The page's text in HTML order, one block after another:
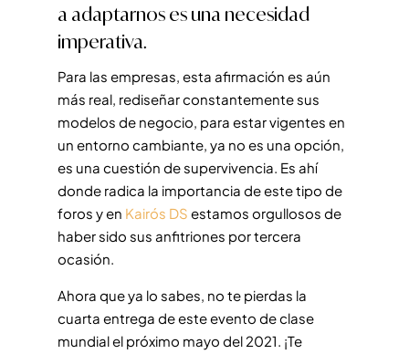
a adaptarnos es una necesidad
imperativa.
Para las empresas, esta afirmación es aún
más real, rediseñar constantemente sus
modelos de negocio, para estar vigentes en
un entorno cambiante, ya no es una opción,
es una cuestión de supervivencia. Es ahí
donde radica la importancia de este tipo de
foros y en Kairós DS estamos orgullosos de
haber sido sus anfitriones por tercera
ocasión.
Ahora que ya lo sabes, no te pierdas la
cuarta entrega de este evento de clase
mundial el próximo mayo del 2021. ¡Te